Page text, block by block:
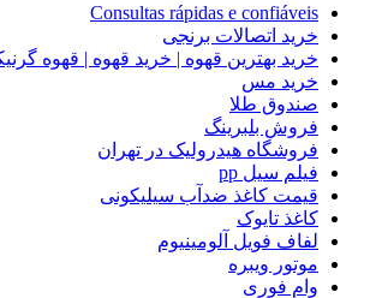
Consultas rápidas e confiáveis
خرید اتصالات برنجی
خرید بهترین قهوه | خرید قهوه | قهوه
خرید مس
صندوق طلا
فروش بلبرینگ
فروشگاه هیدرولیک در تهران
فیلم سیل pp
قیمت کاغذ ضدآب سیلیکونی
کاغذ تایوک
لفاف فویل آلومینیوم
موتور ویبره
وام فوری